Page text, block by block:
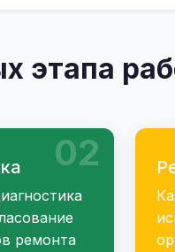
этапа
02
ремонта